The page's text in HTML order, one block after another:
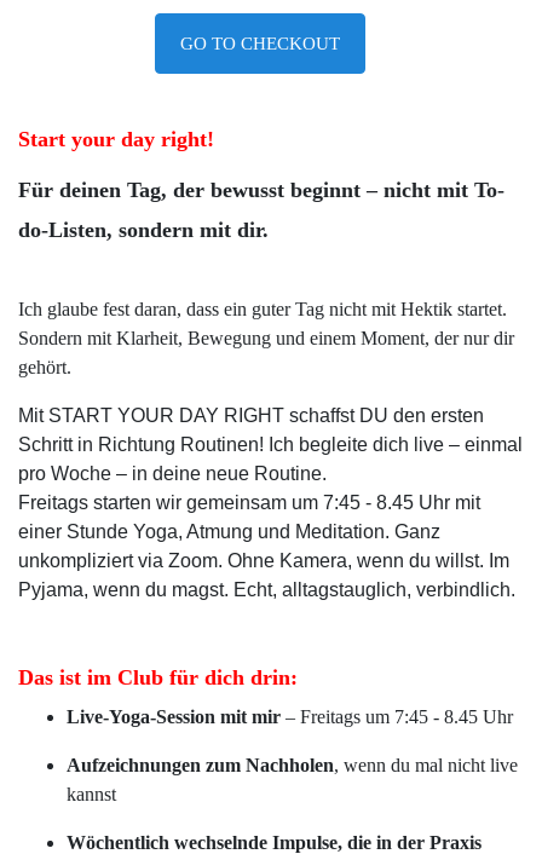
GO TO CHECKOUT
Start your day right!
Für deinen Tag, der bewusst beginnt – nicht mit To-
do-Listen, sondern mit dir.
Ich glaube fest daran, dass ein guter Tag nicht mit Hektik startet.
Sondern mit Klarheit, Bewegung und einem Moment, der nur dir
gehört.
Mit START YOUR DAY RIGHT schaffst DU den ersten
Schritt in Richtung Routinen! Ich begleite dich live – einmal
pro Woche – in deine neue Routine.
Freitags starten wir gemeinsam um 7:45 - 8.45 Uhr mit
einer Stunde Yoga, Atmung und Meditation. Ganz
unkompliziert via Zoom. Ohne Kamera, wenn du willst. Im
Pyjama, wenn du magst. Echt, alltagstauglich, verbindlich.
Das ist im Club für dich drin:
Live-Yoga-Session mit mir – Freitags um 7:45 - 8.45 Uhr
Aufzeichnungen zum Nachholen, wenn du mal nicht live
kannst
Wöchentlich wechselnde Impulse, die in der Praxis